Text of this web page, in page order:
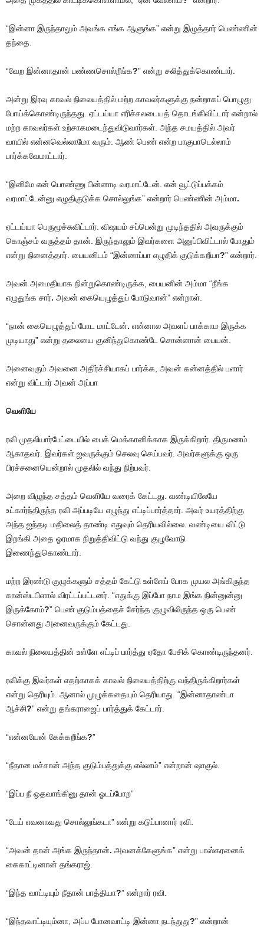
“இன்னா இருந்தாலும் அவங்க எங்க ஆளுங்க” என்று இழுத்தார் பெண்ணின்
தந்தை.
“வேற இன்னாதான் பண்ணசொல்றீங்க?” என்று சலித்துக்கொண்டார்.
அன்று இரவு காவல் நிலையத்தில் மற்ற காவலர்களுக்கு நன்றாகப் பொழுது
போய்க்கொண்டிருந்தது. ஏட்டய்யா எரிச்சலடையத் தொடங்கிவிட்டார் என்றால்
மற்ற காவலர்கள் உற்சாகமடைந்துவிடுவார்கள். அந்த சமயத்தில் அவர்
வாயில் என்னவெல்லாமோ வரும். ஆண் பெண் என்ற பாகுபாடெல்லாம்
பார்க்கவேமாட்டார்.
“இனிமே என் பொண்ணு பின்னாடி வரமாட்டேன். என் வூட்டுப்பக்கம்
வரமாட்டேன்னு எழுதிகுடுக்க சொல்லுங்க” என்றார் பெண்ணின் அம்மா.
ஏட்டய்யா பெருமூச்சுவிட்டார். விஷயம் சப்பென்று முடிந்ததில் அவருக்கும்
கொஞ்சம் வருத்தம் தான். இருந்தாலும் இவர்களை அனுப்பிவிட்டால் போதும்
என்று நினைத்தார். பையனிடம் “இன்னாப்பா எழுதிக் குடுக்கறீயா?” என்றார்.
அவன் அமைதியாக நின்றுகொண்டிருக்க, பையனின் அம்மா “நீங்க
எழுதுங்க சார். அவன் கையெழுத்துப் போடுவான்” என்றாள்.
“நான் கையெழுத்துப் போட மாட்டேன். என்னால அவளப் பாக்காம இருக்க
முடியாது” என்று தலையை குனிந்துகொண்டே சொன்னான் பையன்.
அனைவரும் அவனை அதிர்ச்சியாகப் பார்க்க, அவன் கன்னத்தில் பளார்
என்று விட்டார் அவன் அப்பா
வெளியே
ரவி முதலியார்பேட்டையில் பைக் மெக்கானிக்காக இருக்கிறார். திருமணம்
ஆகாதவர். இவர்கள் ஐவருக்கும் செலவு செய்பவர். அவர்களுக்கு ஒரு
பிரச்சனையென்றால் முதலில் வந்து நிற்பவர்.
அறை விழுந்த சத்தம் வெளியே வரைக் கேட்டது. வண்டியிலேயே
உட்கார்ந்திருந்த ரவி அப்படியே எழுந்து எட்டிப்பார்த்தார். அவர் உயரத்திற்கு
அந்த ஐந்தடி மதிலைத் தாண்டி எதுவும் தெரியவில்லை. வண்டியை விட்டு
இறங்கி அதை ஓரமாக நிறுத்திவிட்டு வந்து குழுவோடு
இணைந்துகொண்டார்.
மற்ற இரண்டு குழுக்களும் சத்தம் கேட்டு உள்ளேப் போக முயல அங்கிருந்த
கான்ஸ்டபிளால் விரட்டப்பட்டனர். “எதுக்கு இப்போ நாம இங்க நின்னுன்னு
இருக்கோம்?” பெண் குடும்பத்தைச் சேர்ந்த குழுவிலிருந்த ஒரு பெண்
சொன்னது அனைவருக்கும் கேட்டது.
காவல் நிலையத்தின் உள்ளே எட்டிப் பார்த்து ஏதோ பேசிக் கொண்டிருந்தனர்.
ரவிக்கு இவர்கள் எதற்காகக் காவல் நிலையத்திற்கு வந்திருக்கிறார்கள்
என்று தெரியும். ஆனால் முழுக்கதையும் தெரியாது. “இன்னாதாண்டா
ஆச்சி?” என்று தங்கராஜைப் பார்த்துக் கேட்டார்.
“என்னயேன் கேக்கறீங்க?”
“நீதான மச்சான் அந்த குடும்பத்துக்கு எல்லாம்” என்றான் ஷாகுல்.
“இப்ப நீ ஒதவாங்கினு தான் ஓடப்போற”
“டேய் எவனாவது சொல்லுங்கடா” என்று கடுப்பானார் ரவி.
“அவன் தான் அங்க இருந்தான். அவனக்கேளுங்க” என்று பாஸ்கரனைக்
கைகாட்டினான் தங்கராஜ்.
“இந்த வாட்டியும் நீதான் பாத்தியா?” என்றார் ரவி.
“இந்தவாட்டியும்னா, அப்ப போனவாட்டி இன்னா நடந்துது?” என்றான்